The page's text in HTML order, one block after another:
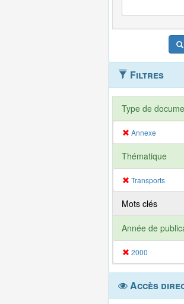
Filtres
Type de
Annexe
Thématique
Transports
Mots clés
Année de
2000
Accès